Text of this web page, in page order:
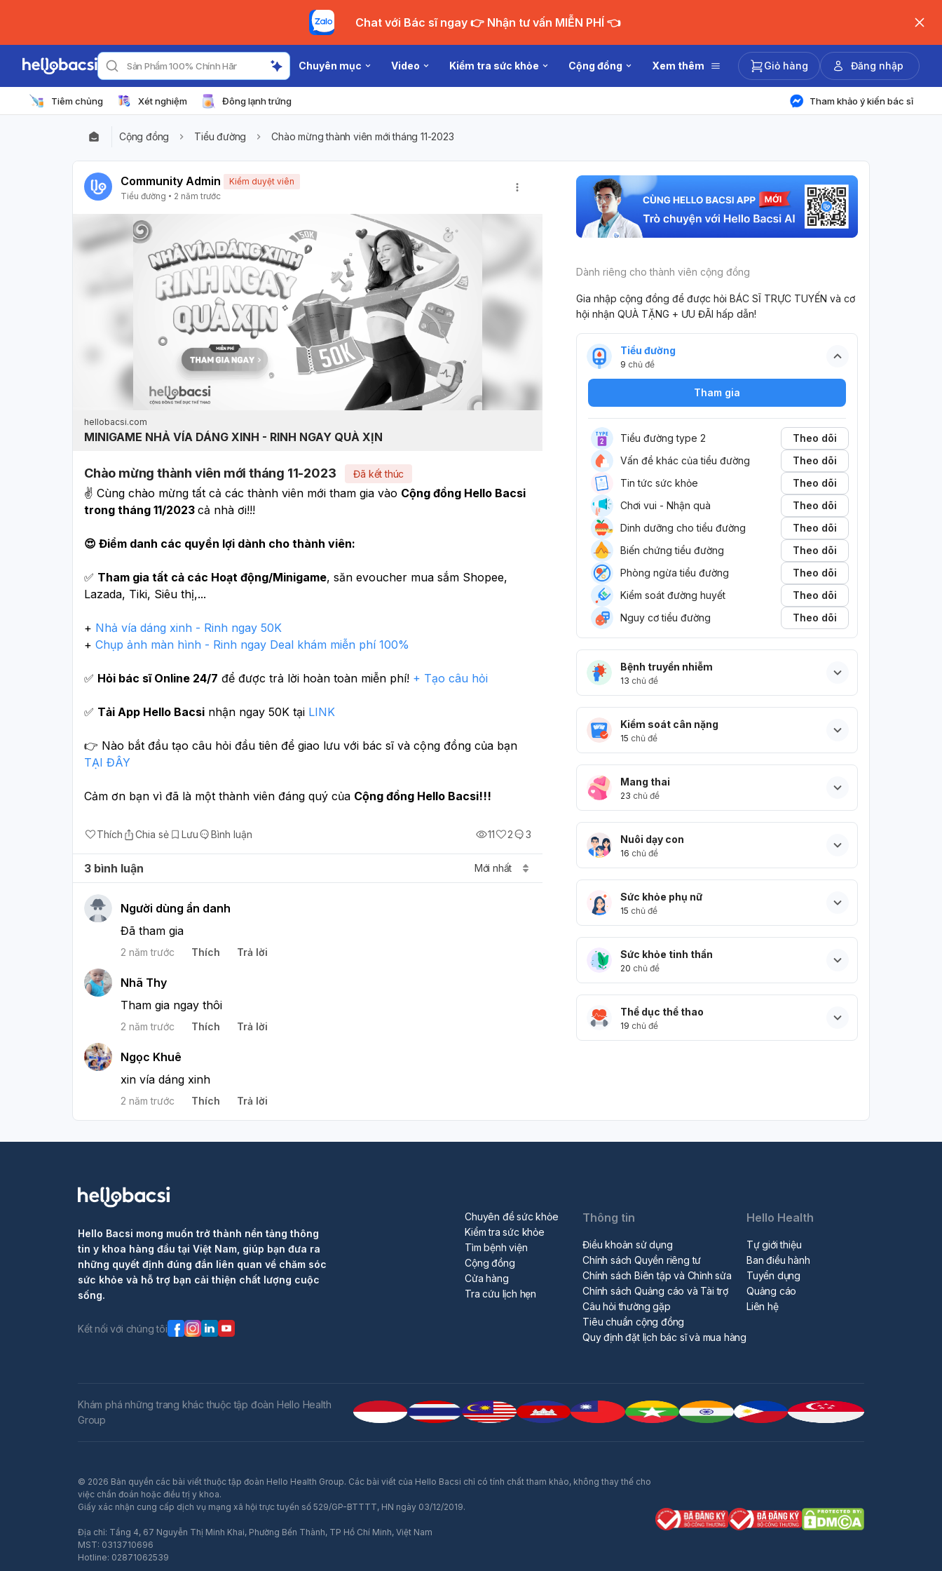
Chat với Bác sĩ ngay 👉 Nhận tư vấn MIỄN PHÍ 👈
Sản Phẩm 100% Chính Hãng Chuyên mục Video Kiểm tra sức khỏe Cộng đồng Xem thêm Giỏ hàng Đăng nhập
Tiêm chủng Xét nghiệm Đông lạnh trứng Tham khảo ý kiến bác sĩ
Cộng đồng Tiểu đường Chào mừng thành viên mới tháng 11-2023
Community Admin
Kiểm duyệt viên
Tiểu đường
2 năm trước
hellobacsi.com
MINIGAME NHẢ VÍA DÁNG XINH - RINH NGAY QUÀ XỊN
Chào mừng thành viên mới tháng 11-2023 Đã kết thúc
✌️ Cùng chào mừng tất cả các thành viên mới tham gia vào Cộng đồng Hello Bacsi
trong tháng 11/2023 cả nhà ơi!!!
😍 Điểm danh các quyền lợi dành cho thành viên:
✅ Tham gia tất cả các Hoạt động/Minigame, săn evoucher mua sắm Shopee,
Lazada, Tiki, Siêu thị,...
+ Nhả vía dáng xinh - Rinh ngay 50K
+ Chụp ảnh màn hình - Rinh ngay Deal khám miễn phí 100%
✅ Hỏi bác sĩ Online 24/7 để được trả lời hoàn toàn miễn phí! + Tạo câu hỏi
✅ Tải App Hello Bacsi nhận ngay 50K tại LINK
TẠI ĐÂY
Cảm ơn bạn vì đã là một thành viên đáng quý của Cộng đồng Hello Bacsi!!!
Thích Chia sẻ Lưu Bình luận 11 2 3
3 bình luận Mới nhất
Người dùng ẩn danh
Đã tham gia
2 năm trước Thích Trả lời
Nhã Thy
Tham gia ngay thôi
2 năm trước Thích Trả lời
Ngọc Khuê
xin vía dáng xinh
2 năm trước Thích Trả lời
Dành riêng cho thành viên cộng đồng
Gia nhập cộng đồng để được hỏi BÁC SĨ TRỰC TUYẾN và cơ
hội nhận QUÀ TẶNG + ƯU ĐÃI hấp dẫn!
Tiểu đường
9 chủ đề
Tham gia
Tiểu đường type 2
Theo dõi
Vấn đề khác của tiểu đường
Theo dõi
Tin tức sức khỏe
Theo dõi
Chơi vui - Nhận quà
Theo dõi
Dinh dưỡng cho tiểu đường
Theo dõi
Biến chứng tiểu đường
Theo dõi
Phòng ngừa tiểu đường
Theo dõi
Kiểm soát đường huyết
Theo dõi
Nguy cơ tiểu đường
Theo dõi
Bệnh truyền nhiễm
13 chủ đề
Kiểm soát cân nặng
15 chủ đề
Mang thai
23 chủ đề
Nuôi dạy con
16 chủ đề
Sức khỏe phụ nữ
15 chủ đề
Sức khỏe tinh thần
20 chủ đề
Thể dục thể thao
19 chủ đề
Hello Bacsi mong muốn trở thành nền tảng thông
tin y khoa hàng đầu tại Việt Nam, giúp bạn đưa ra
những quyết định đúng đắn liên quan về chăm sóc
sức khỏe và hỗ trợ bạn cải thiện chất lượng cuộc
sống.
Kết nối với chúng tôi
Chuyên đề sức khỏe
Kiểm tra sức khỏe
Tìm bệnh viện
Cộng đồng
Cửa hàng
Tra cứu lịch hẹn
Thông tin
Điều khoản sử dụng
Chính sách Quyền riêng tư
Chính sách Biên tập và Chỉnh sửa
Chính sách Quảng cáo và Tài trợ
Câu hỏi thường gặp
Tiêu chuẩn cộng đồng
Quy định đặt lịch bác sĩ và mua hàng
Hello Health
Tự giới thiệu
Ban điều hành
Tuyển dụng
Quảng cáo
Liên hệ
Khám phá những trang khác thuộc tập đoàn Hello Health
Group
© 2026 Bản quyền các bài viết thuộc tập đoàn Hello Health Group. Các bài viết của Hello Bacsi chỉ có tính chất tham khảo, không thay thế cho
việc chẩn đoán hoặc điều trị y khoa.
Giấy xác nhận cung cấp dịch vụ mạng xã hội trực tuyến số 529/GP-BTTTT, HN ngày 03/12/2019.
Địa chỉ: Tầng 4, 67 Nguyễn Thị Minh Khai, Phường Bến Thành, TP Hồ Chí Minh, Việt Nam
MST: 0313710696
Hotline: 02871062539